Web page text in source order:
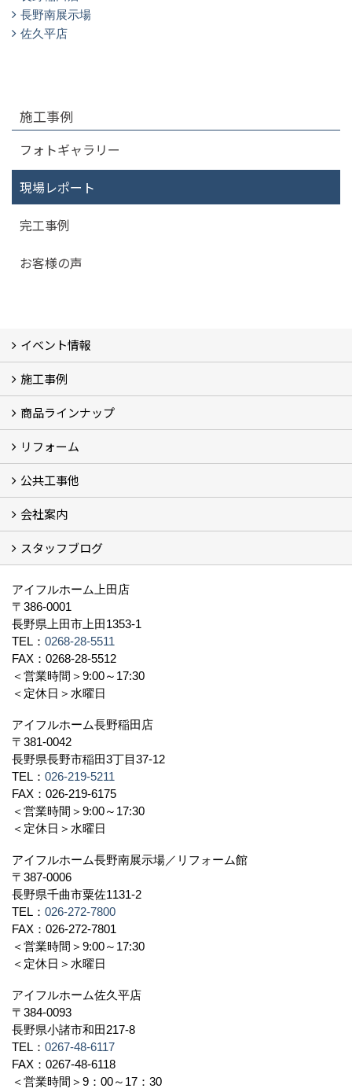
長野南展示場
佐久平店
施工事例
フォトギャラリー
現場レポート
完工事例
お客様の声
イベント情報
イベント予告
過去のイベント
施工事例
フォトギャラリー
モデルハウス (7)
現場レポート
完工事例
お客様の声
商品ラインナップ
商品ラインアップ一覧
FAVO（フェイボ）【自由設計】
Lodina（ロディナ）【規格住宅】
全館空調システム
リフォーム
コンセプト (2)
選ばれる理由
施工実例（フォトギャラリー）
公共工事他
建築工事 実績
土木工事 実績
一般建築(別荘)
公共工事部スタッフ紹介
会社案内
社長挨拶
会社概要
採用情報
アクセス
スタッフ紹介
スタッフブログ
資格取得一覧
プライバシーポリシー
地域貢献 (3)
スタッフブログ
アイフルホーム上田店
〒386-0001
長野県上田市上田1353-1
TEL： 0268-28-5511
FAX：0268-28-5512
＜営業時間＞9:00～17:30
＜定休日＞水曜日
アイフルホーム長野稲田店
〒381-0042
長野県長野市稲田3丁目37-12
TEL： 026-219-5211
FAX：026-219-6175
＜営業時間＞9:00～17:30
＜定休日＞水曜日
アイフルホーム長野南展示場／リフォーム館
〒387-0006
長野県千曲市粟佐1131-2
TEL： 026-272-7800
FAX：026-272-7801
＜営業時間＞9:00～17:30
＜定休日＞水曜日
アイフルホーム佐久平店
〒384-0093
長野県小諸市和田217-8
TEL： 0267-48-6117
FAX：0267-48-6118
＜営業時間＞9：00～17：30